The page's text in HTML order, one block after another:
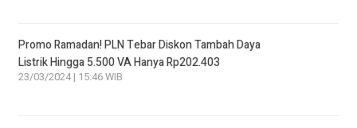
Promo Ramadan! PLN Tebar Diskon Tambah Daya
Listrik Hingga 5.500 VA Hanya Rp202.403
23/03/2024 | 15:46 WIB